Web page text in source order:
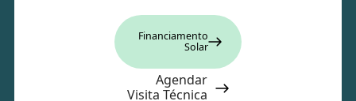
Financiamento
Solar
Agendar
Visita Técnica